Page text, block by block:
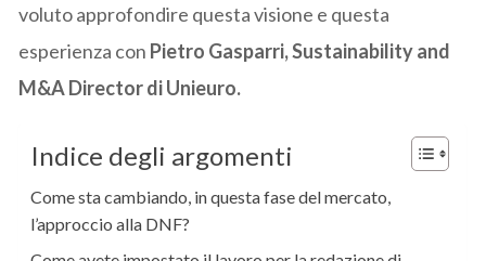
voluto approfondire questa visione e questa
esperienza con Pietro Gasparri, Sustainability and
M&A Director di Unieuro.
Indice degli argomenti
Come sta cambiando, in questa fase del mercato,
l’approccio alla DNF?